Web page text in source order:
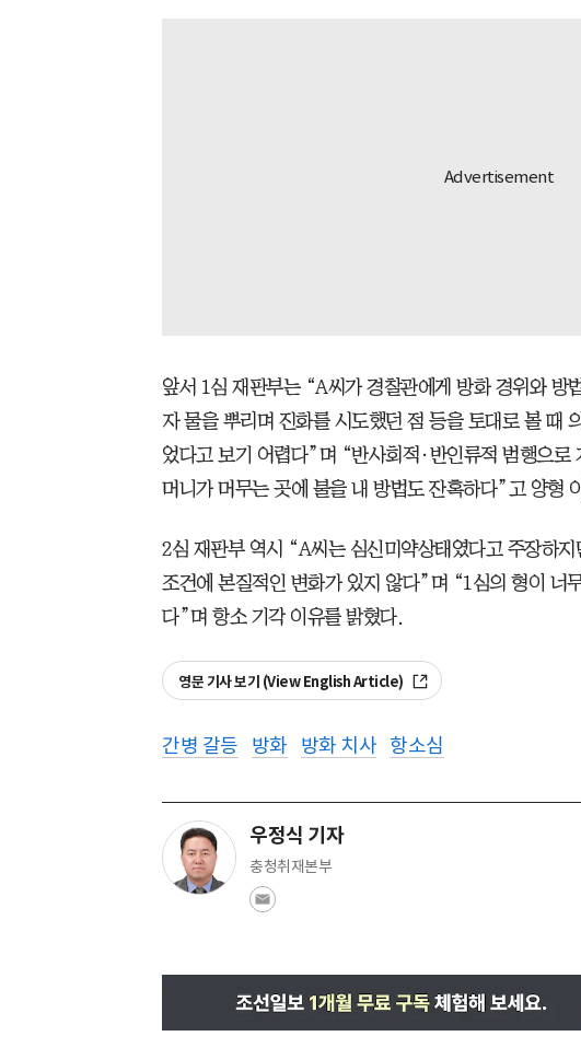
앞서 1심 재판부는 “A씨가 경찰관에게 방화 경위와 방
자 물을 뿌리며 진화를 시도했던 점 등을 토대로 볼 때
었다고 보기 어렵다”며 “반사회적·반인류적 범행으로
머니가 머무는 곳에 불을 내 방법도 잔혹하다”고 양형
2심 재판부 역시 “A씨는 심신미약상태였다고 주장하
조건에 본질적인 변화가 있지 않다”며 “1심의 형이 너
다”며 항소 기각 이유를 밝혔다.
영문 기사 보기 (View English Article)
간병 갈등 방화 방화 치사 항소심
우정식 기자
충청취재본부